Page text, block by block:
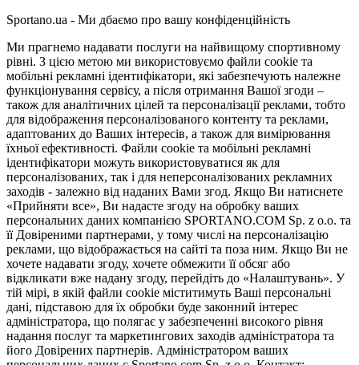
Sportano.ua - Ми дбаємо про вашу конфіденційність
Ми прагнемо надавати послуги на найвищому спортивному
рівні. З цією метою ми використовуємо файли cookie та
мобільні рекламні ідентифікатори, які забезпечують належне
функціонування сервісу, а після отримання Вашої згоди –
також для аналітичних цілей та персоналізації реклами, тобто
для відображення персоналізованого контенту та реклами,
адаптованих до Ваших інтересів, а також для вимірювання
їхньої ефективності. Файли cookie та мобільні рекламні
ідентифікатори можуть використовуватися як для
персоналізованих, так і для неперсоналізованих рекламних
заходів - залежно від наданих Вами згод. Якщо Ви натиснете
«Прийняти все», Ви надасте згоду на обробку ваших
персональних даних компанією SPORTANO.COM Sp. z o.o. та
її Довіреними партнерами, у тому числі на персоналізацію
реклами, що відображається на сайті та поза ним. Якщо Ви не
хочете надавати згоду, хочете обмежити її обсяг або
відкликати вже надану згоду, перейдіть до «Налаштувань». У
тій мірі, в якій файли cookie міститимуть Ваші персональні
дані, підставою для їх обробки буде законний інтерес
адміністратора, що полягає у забезпеченні високого рівня
надання послуг та маркетингових заходів адміністратора та
його Довірених партнерів. Адміністратором ваших